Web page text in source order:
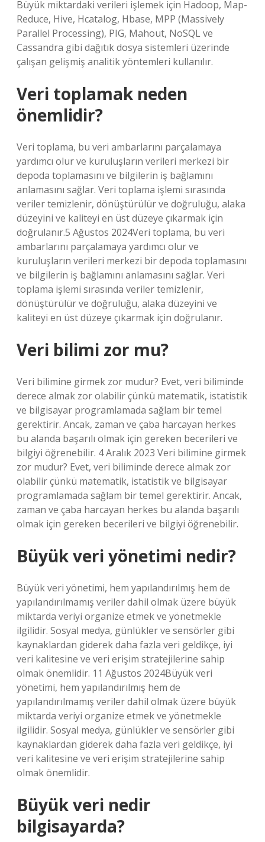
Büyük miktardaki verileri işlemek için Hadoop, Map-
Reduce, Hive, Hcatalog, Hbase, MPP (Massively
Parallel Processing), PIG, Mahout, NoSQL ve
Cassandra gibi dağıtık dosya sistemleri üzerinde
çalışan gelişmiş analitik yöntemleri kullanılır.
Veri toplamak neden
önemlidir?
Veri toplama, bu veri ambarlarını parçalamaya
yardımcı olur ve kuruluşların verileri merkezi bir
depoda toplamasını ve bilgilerin iş bağlamını
anlamasını sağlar. Veri toplama işlemi sırasında
veriler temizlenir, dönüştürülür ve doğruluğu, alaka
düzeyini ve kaliteyi en üst düzeye çıkarmak için
doğrulanır.5 Ağustos 2024Veri toplama, bu veri
ambarlarını parçalamaya yardımcı olur ve
kuruluşların verileri merkezi bir depoda toplamasını
ve bilgilerin iş bağlamını anlamasını sağlar. Veri
toplama işlemi sırasında veriler temizlenir,
dönüştürülür ve doğruluğu, alaka düzeyini ve
kaliteyi en üst düzeye çıkarmak için doğrulanır.
Veri bilimi zor mu?
Veri bilimine girmek zor mudur? Evet, veri biliminde
derece almak zor olabilir çünkü matematik, istatistik
ve bilgisayar programlamada sağlam bir temel
gerektirir. Ancak, zaman ve çaba harcayan herkes
bu alanda başarılı olmak için gereken becerileri ve
bilgiyi öğrenebilir. 4 Aralık 2023 Veri bilimine girmek
zor mudur? Evet, veri biliminde derece almak zor
olabilir çünkü matematik, istatistik ve bilgisayar
programlamada sağlam bir temel gerektirir. Ancak,
zaman ve çaba harcayan herkes bu alanda başarılı
olmak için gereken becerileri ve bilgiyi öğrenebilir.
Büyük veri yönetimi nedir?
Büyük veri yönetimi, hem yapılandırılmış hem de
yapılandırılmamış veriler dahil olmak üzere büyük
miktarda veriyi organize etmek ve yönetmekle
ilgilidir. Sosyal medya, günlükler ve sensörler gibi
kaynaklardan giderek daha fazla veri geldikçe, iyi
veri kalitesine ve veri erişim stratejilerine sahip
olmak önemlidir. 11 Ağustos 2024Büyük veri
yönetimi, hem yapılandırılmış hem de
yapılandırılmamış veriler dahil olmak üzere büyük
miktarda veriyi organize etmek ve yönetmekle
ilgilidir. Sosyal medya, günlükler ve sensörler gibi
kaynaklardan giderek daha fazla veri geldikçe, iyi
veri kalitesine ve veri erişim stratejilerine sahip
olmak önemlidir.
Büyük veri nedir
bilgisayarda?